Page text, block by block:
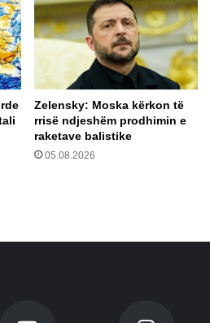
Zelensky: Moska kërkon të
rrisë ndjeshëm prodhimin e
raketave balistike
05.08.2026